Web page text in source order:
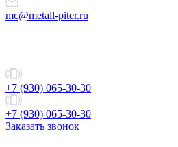
mc@metall-piter.ru
+7 (930) 065-30-30
+7 (930) 065-30-30
Заказать звонок